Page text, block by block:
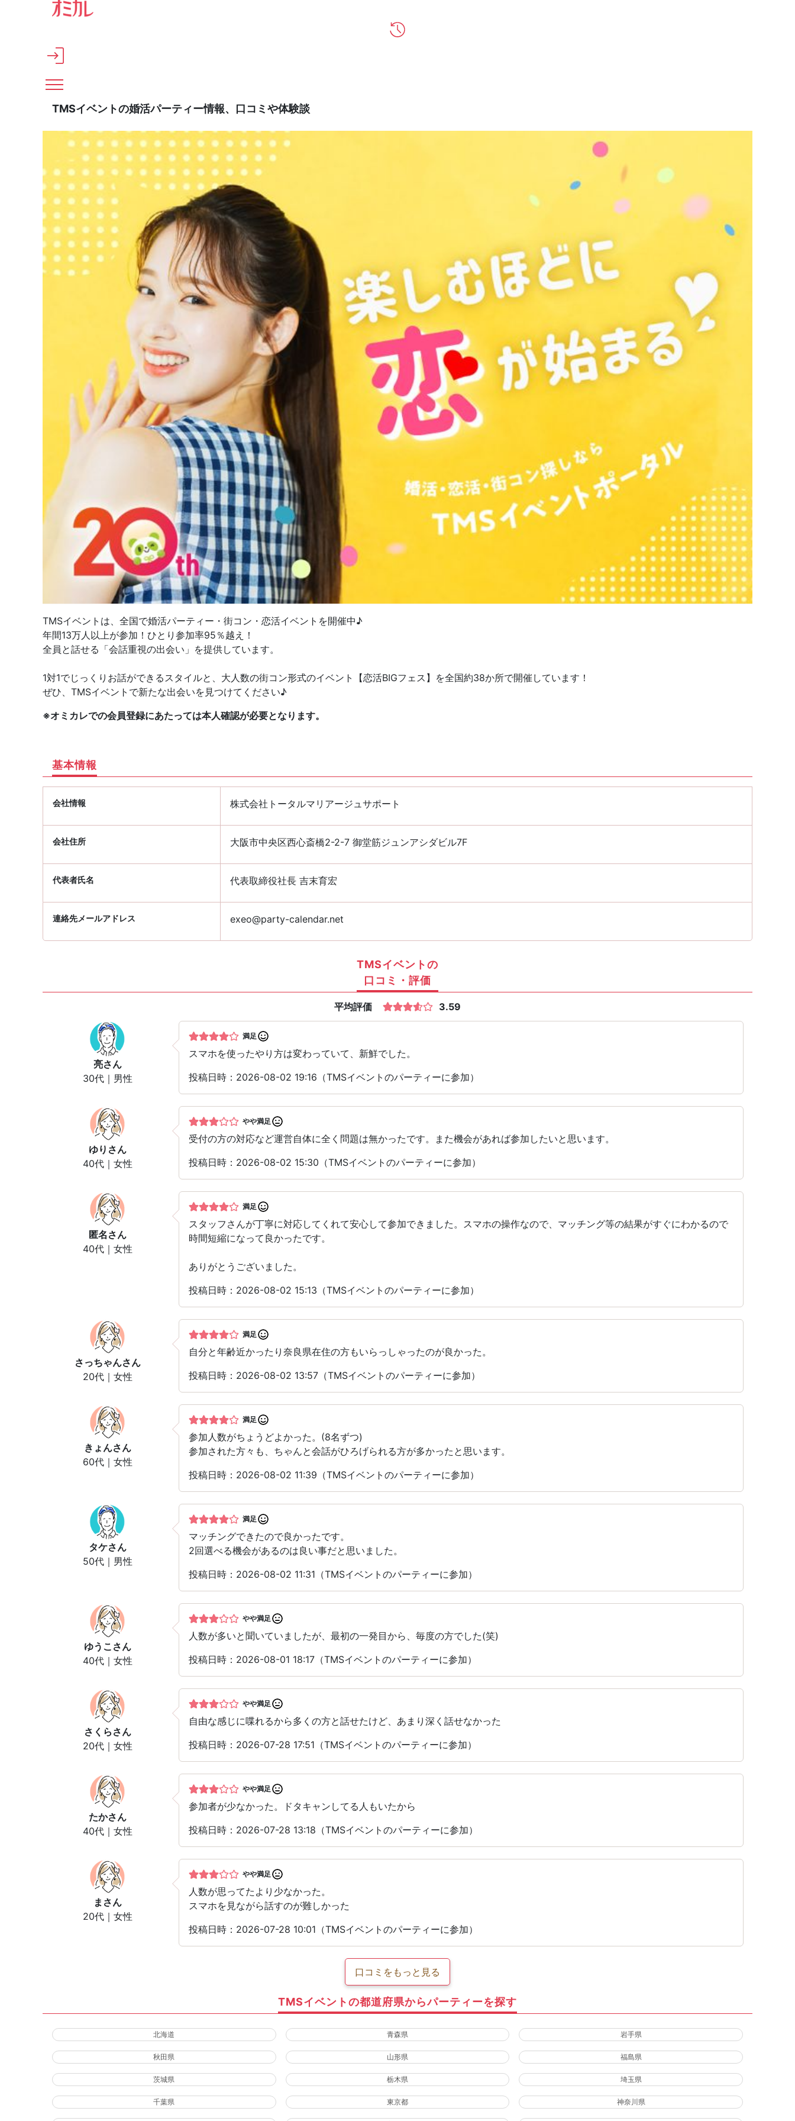
メインコンテンツへスキップ
TMSイベントの婚活パーティー情報、口コミや体験談
TMSイベントは、全国で婚活パーティー・街コン・恋活イベントを開催中♪
年間13万人以上が参加！ひとり参加率95％越え！
全員と話せる「会話重視の出会い」を提供しています。
1対1でじっくりお話ができるスタイルと、大人数の街コン形式のイベント【恋活BIGフェス】を全国約38か所で開催しています！
ぜひ、TMSイベントで新たな出会いを見つけてください♪
※オミカレでの会員登録にあたっては本人確認が必要となります。
基本情報
会社情報 株式会社トータルマリアージュサポート
会社住所 大阪市中央区西心斎橋2-2-7 御堂筋ジュンアシダビル7F
代表者氏名 代表取締役社長 吉末育宏
連絡先メールアドレス exeo@party-calendar.net
TMSイベントの
口コミ・評価
平均評価 3.59
亮さん
30代｜男性
満足
スマホを使ったやり方は変わっていて、新鮮でした。
投稿日時：2026-08-02 19:16（TMSイベントのパーティーに参加）
ゆり さん
40代｜女性
やや満足
受付の方の対応など運営自体に全く問題は無かったです。また機会があれば参加したいと思います。
投稿日時：2026-08-02 15:30（TMSイベントのパーティーに参加）
匿名 さん
40代｜女性
満足
スタッフさんが丁寧に対応してくれて安心して参加できました。スマホの操作なので、マッチング等の結果がすぐにわかるので
時間短縮になって良かったです。
ありがとうございました。
投稿日時：2026-08-02 15:13（TMSイベントのパーティーに参加）
さっちゃんさん
20代｜女性
満足
自分と年齢近かったり奈良県在住の方もいらっしゃったのが良かった。
投稿日時：2026-08-02 13:57（TMSイベントのパーティーに参加）
きょんさん
60代｜女性
満足
参加人数がちょうどよかった。(8名ずつ)
参加された方々も、ちゃんと会話がひろげられる方が多かったと思います。
投稿日時：2026-08-02 11:39（TMSイベントのパーティーに参加）
タケさん
50代｜男性
満足
マッチングできたので良かったです。
2回選べる機会があるのは良い事だと思いました。
投稿日時：2026-08-02 11:31（TMSイベントのパーティーに参加）
ゆうこ さん
40代｜女性
やや満足
人数が多いと聞いていましたが、最初の一発目から、毎度の方でした(笑)
投稿日時：2026-08-01 18:17（TMSイベントのパーティーに参加）
さくら さん
20代｜女性
やや満足
自由な感じに喋れるから多くの方と話せたけど、あまり深く話せなかった
投稿日時：2026-07-28 17:51（TMSイベントのパーティーに参加）
たかさん
40代｜女性
やや満足
参加者が少なかった。ドタキャンしてる人もいたから
投稿日時：2026-07-28 13:18（TMSイベントのパーティーに参加）
ま さん
20代｜女性
やや満足
人数が思ってたより少なかった。
スマホを見ながら話すのが難しかった
投稿日時：2026-07-28 10:01（TMSイベントのパーティーに参加）
口コミをもっと見る
TMSイベントの都道府県からパーティーを探す
北海道 青森県 岩手県
秋田県 山形県 福島県
茨城県 栃木県 埼玉県
千葉県 東京都 神奈川県